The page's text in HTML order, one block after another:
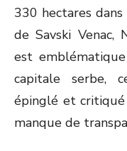
330 hectares
de Savski Venac,
est
capitale serbe,
épinglé et
manque de